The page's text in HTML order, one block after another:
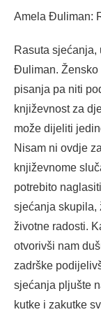
Amela Đuliman:
Rasuta
Đuliman. Žensko
pisanja pa niti
književnost za
može dijeliti
Nisam ni ovdje
književnome
potrebito
sjećanja skupila,
životne radosti.
otvorivši nam
zadrške
sjećanja pljušte
kutke i zakutke